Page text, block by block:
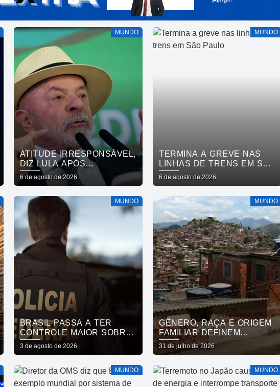
MUNDO
ATITUDE IRRESPONSÁVEL,
DIZ LULA APÓS
REVOGAÇÃO DE VISTO DE
EMBAIXADORA
6 de agosto de 2026
MUNDO
TERMINA A GREVE NAS
LINHAS DE TRENS EM SÃO
PAULO
6 de agosto de 2026
MUNDO
BRASIL PASSA A TER
CONTROLE MAIOR SOBRE
PRODUTOS QUÍMICOS
3 de agosto de 2026
MUNDO
GÊNERO, RAÇA E ORIGEM
FAMILIAR DEFINEM
MOBILIDADE SOCIAL, DIZ
ESTUDO
31 de julho de 2026
MUNDO MUNDO